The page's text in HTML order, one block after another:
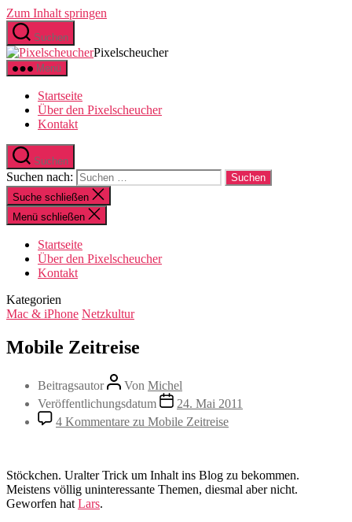
Zum Inhalt springen
Suchen
Pixelscheucher
Menü
Startseite
Über den Pixelscheucher
Kontakt
Suchen
Suchen nach:
Suche schließen
Menü schließen
Startseite
Über den Pixelscheucher
Kontakt
Kategorien
Mac & iPhone Netzkultur
Mobile Zeitreise
Beitragsautor Von Michel
Veröffentlichungsdatum
24. Mai 2011
4 Kommentare zu Mobile Zeitreise
Stöckchen. Uralter Trick um Inhalt ins Blog zu bekommen.
Meistens völlig uninteressante Themen, diesmal aber nicht.
Geworfen hat Lars.